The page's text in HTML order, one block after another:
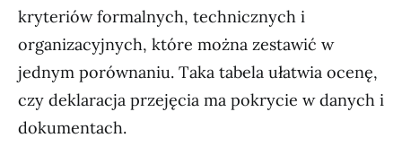
kryteriów formalnych, technicznych i
organizacyjnych, które można zestawić w
jednym porównaniu. Taka tabela ułatwia ocenę,
czy deklaracja przejęcia ma pokrycie w danych i
dokumentach.